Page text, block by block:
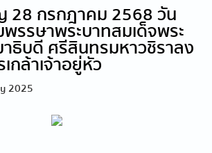
28 กรกฎาคม 2568 วัน
รรษาพระบาทสมเด็จพระ
าธิบดี ศรีสินทรมหาวชิราลง
กล้าเจ้าอยู่หัว
2025